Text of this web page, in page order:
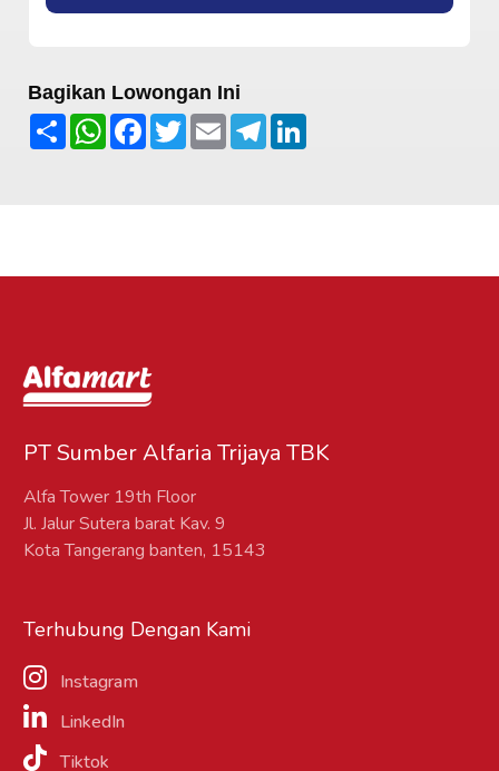
Bagikan Lowongan Ini
ShareWhatsApp
Facebook
TwitterEmailTelegramLinkedIn
PT Sumber Alfaria Trijaya TBK
Alfa Tower 19th Floor
Jl. Jalur Sutera barat Kav. 9
Kota Tangerang banten, 15143
Terhubung Dengan Kami
Instagram
LinkedIn
Tiktok